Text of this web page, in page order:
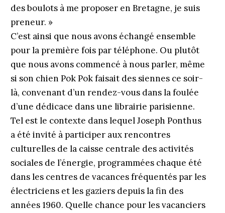
des boulots à me proposer en Bretagne, je suis
preneur. »
C’est ainsi que nous avons échangé ensemble
pour la première fois par téléphone. Ou plutôt
que nous avons commencé à nous parler, même
si son chien Pok Pok faisait des siennes ce soir-
là, convenant d’un rendez-vous dans la foulée
d’une dédicace dans une librairie parisienne.
Tel est le contexte dans lequel Joseph Ponthus
a été invité à participer aux rencontres
culturelles de la caisse centrale des activités
sociales de l’énergie, programmées chaque été
dans les centres de vacances fréquentés par les
électriciens et les gaziers depuis la fin des
années 1960. Quelle chance pour les vacanciers